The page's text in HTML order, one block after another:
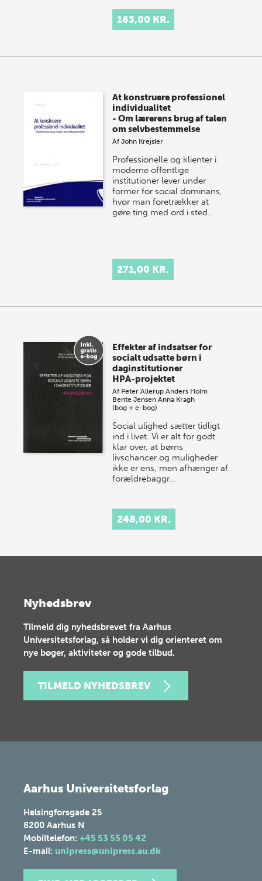
163,00 KR.
At konstruere professionel
individualitet
- Om lærerens brug af talen
om selvbestemmelse
AfJohn Krejsler
Professionelle og klienter i
moderne offentlige
institutioner lever under
former for social dominans,
hvor man foretrækker at
gøre ting med ord i sted…
271,00 KR.
Effekter af indsatser for
socialt udsatte børn i
daginstitutioner
HPA-projektet
Af Peter Allerup Anders Holm
Bente Jensen Anna Kragh
(bog + e-bog)
Social ulighed sætter tidligt
ind i livet. Vi er alt for godt
klar over, at børns
livschancer og muligheder
ikke er ens, men afhænger af
forældrebaggr…
248,00 KR.
Nyhedsbrev
Tilmeld dig nyhedsbrevet fra Aarhus
Universitetsforlag, så holder vi dig orienteret om
nye bøger, aktiviteter og gode tilbud.
TILMELD NYHEDSBREV
Aarhus Universitetsforlag
Helsingforsgade 25
8200 Aarhus N
Mobiltelefon: +45 53 55 05 42
E-mail: unipress@unipress.au.dk